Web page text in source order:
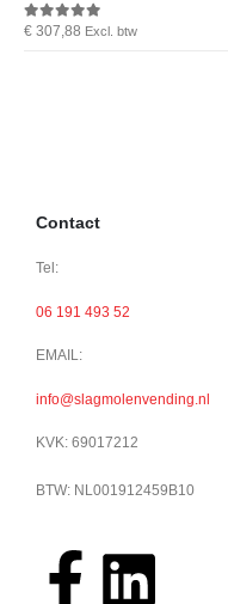
0 out of 5
€ 307,88 Excl. btw
Contact
Tel:
06 191 493 52
EMAIL:
info@slagmolenvending.nl
KVK: 69017212
BTW: NL001912459B10